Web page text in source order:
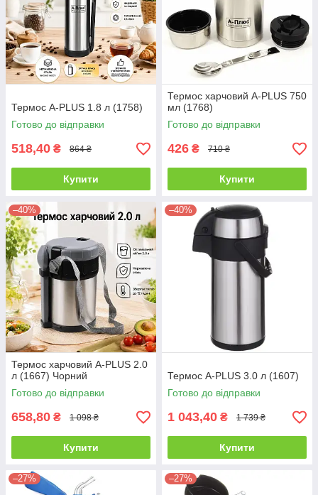
Термос A-PLUS 1.8 л (1758)
Готово до відправки
518,40 ₴ 864 ₴
Купити
Термос харчовий A-PLUS 750
мл (1768)
Готово до відправки
426 ₴ 710 ₴
Купити
–40%
Термос харчовий A-PLUS 2.0
л (1667) Чорний
Готово до відправки
658,80 ₴ 1 098 ₴
Купити
–40%
Термос A-PLUS 3.0 л (1607)
Готово до відправки
1 043,40 ₴ 1 739 ₴
Купити
–27% –27%